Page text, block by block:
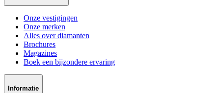
Onze vestigingen
Onze merken
Alles over diamanten
Brochures
Magazines
Boek een bijzondere ervaring
Informatie